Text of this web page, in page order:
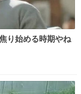
り始める時期やね